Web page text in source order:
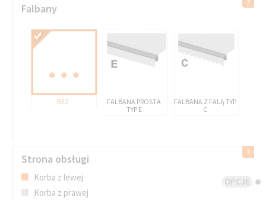
OPCJE
Falbany
BEZ
FALBANA PROSTA
TYP E
FALBANA Z FALĄ TYP
C
Strona obsługi
Korba z lewej
Korba z prawej